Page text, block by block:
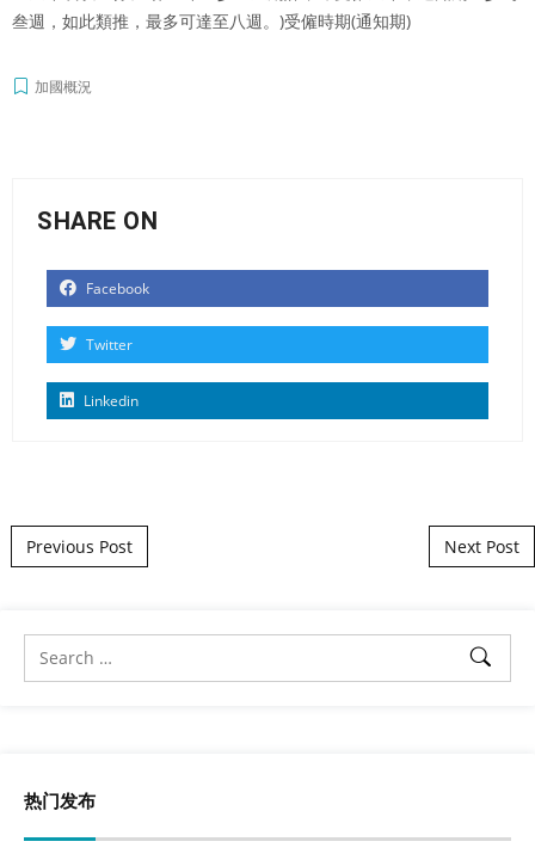
叁週，如此類推，最多可達至八週。)受僱時期(通知期)
加國概況
SHARE ON
Facebook
Twitter
Linkedin
Post navigation
Previous Post Next Post
热门发布